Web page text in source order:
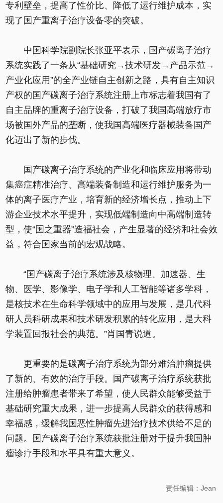
专利壁垒，提高了性价比、降低了运行维护成本，实
现了国产重离子治疗设备零的突破。
中国科学院副院长张亚平表示，国产碳离子治疗
系统实践了一条从“基础研究→技术研发→产品示范→
产业化应用”的全产业链自主创新之路，具有自主知识
产权的国产碳离子治疗系统注册上市标志着我国有了
自主品牌的重离子治疗设备，打破了我国高端放疗市
场被国外产品的垄断，使我国高端医疗器械装备国产
化迈出了新的步伐。
国产碳离子治疗系统的产业化和临床应用将带动
集癌症精准治疗、高端装备制造和运行维护服务为一
体的离子医疗产业，培育新的经济增长点，推动上下
游企业技术水平提升，实现低端制造向中高端制造转
型，使“国之重器”造福社会，产生显著的经济和社会效
益，符合国家当前的宏观战略。
“国产碳离子治疗系统涉及核物理、加速器、生
物、医学、影像学、电子学和人工智能等诸多学科，
是核技术在生命科学领域中的应用与发展，是几代科
研人员科研成果和技术研发积累的转化应用，是大科
学装置回报社会的典范。”肖国青说道。
更重要的是碳离子治疗系统为部分难治肿瘤提供
了新的、有效的治疗手段。国产碳离子治疗系统获批
注册给肿瘤患者带来了希望，使人民群众能够受益于
基础研究重大成果，进一步提高人民群众的获得感和
幸福感，缓解我国恶性肿瘤先进治疗技术供给不足的
问题。国产碳离子治疗系统获批注册对于提升我国肿
瘤诊疗手段和水平具有重大意义。
责任编辑：Jean